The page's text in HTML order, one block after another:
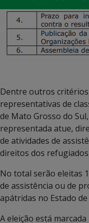
Dentre outros
representativas de
de Mato Grosso do
representada atue,
de atividades de
direitos dos
No total serão eleitas
de assistência ou de
apátridas no Estado
A eleição está